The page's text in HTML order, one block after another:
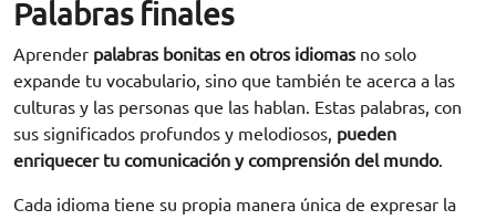
Palabras finales
Aprender palabras bonitas en otros idiomas no solo
expande tu vocabulario, sino que también te acerca a las
culturas y las personas que las hablan. Estas palabras, con
sus significados profundos y melodiosos, pueden
enriquecer tu comunicación y comprensión del mundo.
Cada idioma tiene su propia manera única de expresar la